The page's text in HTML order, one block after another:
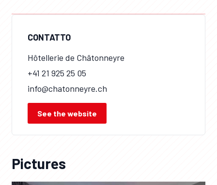
CONTATTO
Hôtellerie de Châtonneyre
+41 21 925 25 05
info@chatonneyre.ch
See the website
Pictures